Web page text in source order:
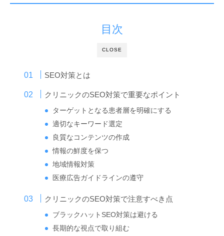
CLOSE
目次
SEO対策とは
クリニックのSEO対策で重要なポイント
ターゲットとなる患者層を明確にする
適切なキーワード選定
良質なコンテンツの作成
情報の鮮度を保つ
地域情報対策
医療広告ガイドラインの遵守
クリニックのSEO対策で注意すべき点
ブラックハットSEO対策は避ける
長期的な視点で取り組む